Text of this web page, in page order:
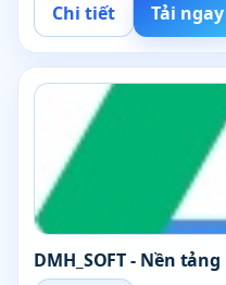
Chi tiết Tải ngay
DMH_SOFT - Nền